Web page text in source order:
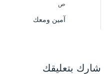
ص
آمين ومعك
شارك بتعليقك